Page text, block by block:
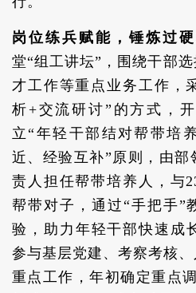
岗位练兵赋能，锤炼过硬
堂“组工讲坛”，围绕干部
才工作等重点业务工作，
析+交流研讨”的方式，
立“年轻干部结对帮带培
近、经验互补”原则，由部
责人担任帮带培养人，与
帮带对子，通过“手把手”
验，助力年轻干部快速成
参与基层党建、考察考核
重点工作，年初确定重点